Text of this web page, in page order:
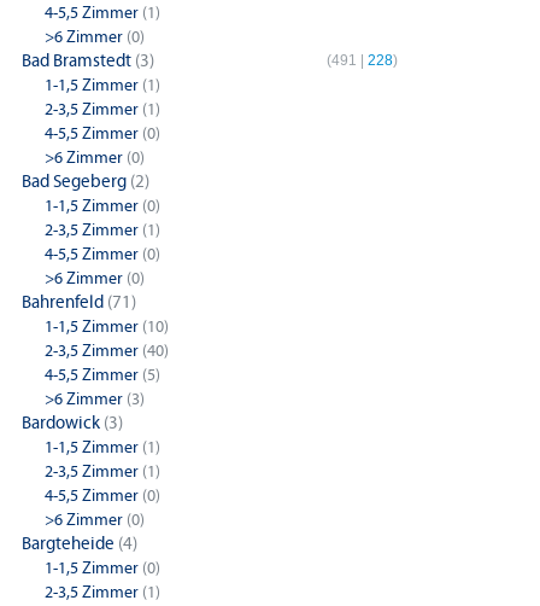
4-5,5 Zimmer (1)
>6 Zimmer (0)
Bad Bramstedt (3)
1-1,5 Zimmer (1)
2-3,5 Zimmer (1)
4-5,5 Zimmer (0)
>6 Zimmer (0)
Bad Segeberg (2)
1-1,5 Zimmer (0)
2-3,5 Zimmer (1)
4-5,5 Zimmer (0)
>6 Zimmer (0)
Bahrenfeld (71)
1-1,5 Zimmer (10)
2-3,5 Zimmer (40)
4-5,5 Zimmer (5)
>6 Zimmer (3)
Bardowick (3)
1-1,5 Zimmer (1)
2-3,5 Zimmer (1)
4-5,5 Zimmer (0)
>6 Zimmer (0)
Bargteheide (4)
1-1,5 Zimmer (0)
2-3,5 Zimmer (1)
(491 228)